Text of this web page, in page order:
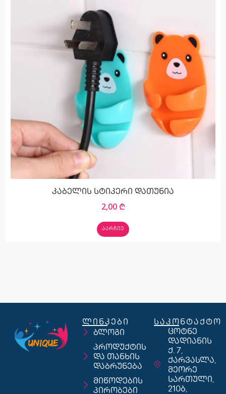
კაბელის სტიკერი დათუნია
2,00 ₾
ᲐᲐᲠᲩᲘᲔ
ლინკები
ბლოგი
პროდუქტის
და თანხის
დაბრუნება
მიწოდების
პირობები
საკონტაქტო
ცოტნე
დადიანის
ქ. 7,
ქარვასლა,
მეორე
სართული,
210ბ,